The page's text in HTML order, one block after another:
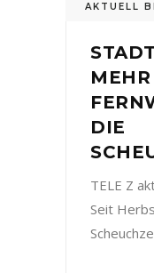
AKTUELL
DIE
TELE Z
Seit